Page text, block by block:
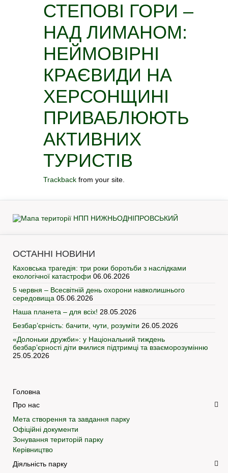
СТЕПОВІ ГОРИ –
НАД ЛИМАНОМ:
НЕЙМОВІРНІ
КРАЄВИДИ НА
ХЕРСОНЩИНІ
ПРИВАБЛЮЮТЬ
АКТИВНИХ
ТУРИСТІВ
Trackback from your site.
ОСТАННІ НОВИНИ
Каховська трагедія: три роки боротьби з наслідками
екологічної катастрофи 06.06.2026
5 червня – Всесвітній день охорони навколишнього
середовища 05.06.2026
Наша планета – для всіх! 28.05.2026
Безбар’єрність: бачити, чути, розуміти 26.05.2026
«Долоньки дружби»: у Національний тиждень
безбар’єрності діти вчилися підтримці та взаєморозумінню
25.05.2026
Головна
Про нас
Мета створення та завдання парку
Офіційні документи
Зонування територій парку
Керівництво
Діяльність парку